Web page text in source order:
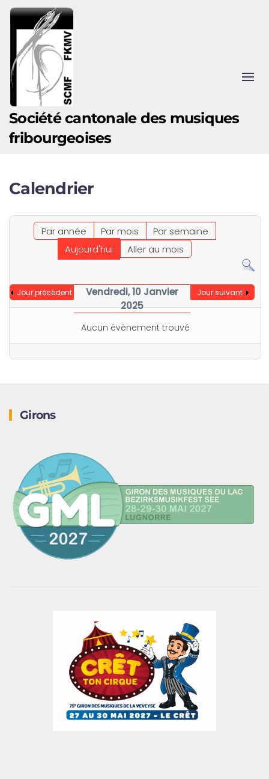
Accéder au contenu principal
Société cantonale des musiques
fribourgeoises
Calendrier
Par année Par mois
Par semaine
Aujourd'hui
Aller au mois
Jour précédent
Vendredi, 10 Janvier
2025
Jour suivant
Aucun évènement trouvé
Girons